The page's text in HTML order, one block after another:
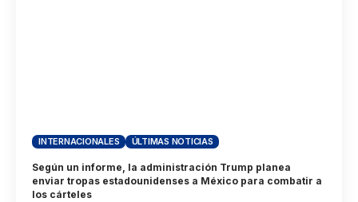
INTERNACIONALES ÚLTIMAS NOTICIAS
Según un informe, la administración Trump planea
enviar tropas estadounidenses a México para combatir a
los cárteles